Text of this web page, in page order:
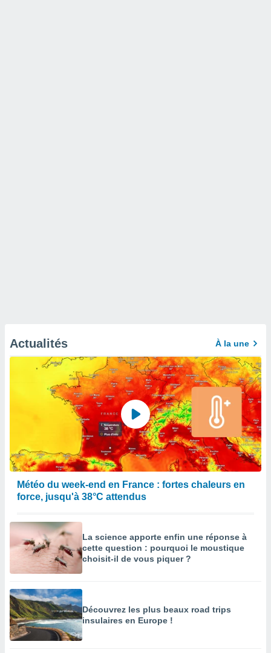
Actualités À la une
Météo du week-end en France : fortes chaleurs en
force, jusqu'à 38°C attendus
La science apporte enfin une réponse à
cette question : pourquoi le moustique
choisit-il de vous piquer ?
Découvrez les plus beaux road trips
insulaires en Europe !